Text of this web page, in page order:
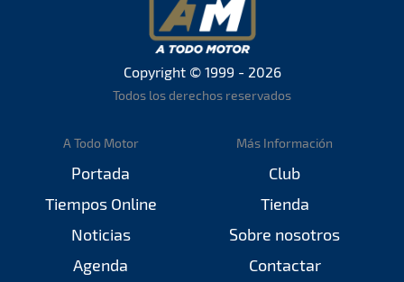
Copyright © 1999 - 2026
Todos los derechos reservados
A Todo Motor
Portada
Tiempos Online
Noticias
Agenda
Más Información
Club
Tienda
Sobre nosotros
Contactar